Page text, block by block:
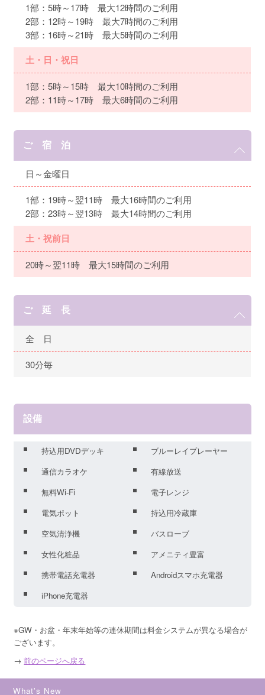
1部：5時～17時 最大12時間のご利用
2部：12時～19時 最大7時間のご利用
3部：16時～21時 最大5時間のご利用
土・日・祝日
1部：5時～15時 最大10時間のご利用
2部：11時～17時 最大6時間のご利用
ご 宿 泊
日～金曜日
1部：19時～翌11時 最大16時間のご利用
2部：23時～翌13時 最大14時間のご利用
土・祝前日
20時～翌11時 最大15時間のご利用
ご 延 長
全 日
30分毎
設備
持込用DVDデッキ
ブルーレイプレーヤー
通信カラオケ
有線放送
無料Wi-Fi
電子レンジ
電気ポット
持込用冷蔵庫
空気清浄機
バスローブ
女性化粧品
アメニティ豊富
携帯電話充電器
Androidスマホ充電器
iPhone充電器
※GW・お盆・年末年始等の連休期間は料金システムが異なる場合が
ございます。
→ 前のページへ戻る
What's New